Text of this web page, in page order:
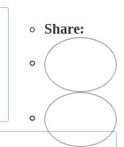
Share: